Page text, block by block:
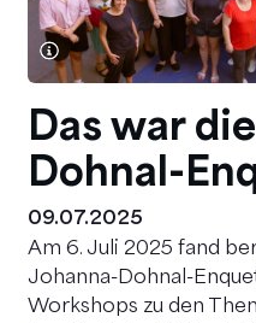
Das war
Dohnal-
09.07.2025
Am 6. Juli 2025 fand
Johanna-Dohnal-
Workshops zu den